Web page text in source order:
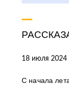
18 июля 2024
С начала